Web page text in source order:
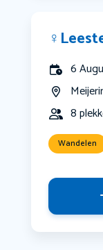
6
8
Wandelen